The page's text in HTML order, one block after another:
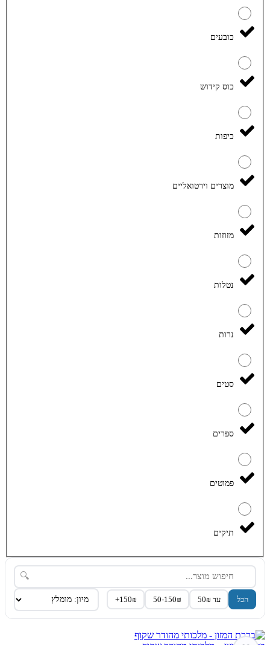
כובעים
כוס קידוש
כיפות
מוצרים וירטואליים
מזוזות
נטלות
נרות
סטים
ספרים
פמוטים
תיקים
🔍
הכל עד 50₪ 50-150₪
150₪+